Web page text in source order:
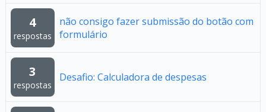
4
respostas
não consigo fazer submissão do botão com
formulário
3
respostas
Desafio: Calculadora de despesas